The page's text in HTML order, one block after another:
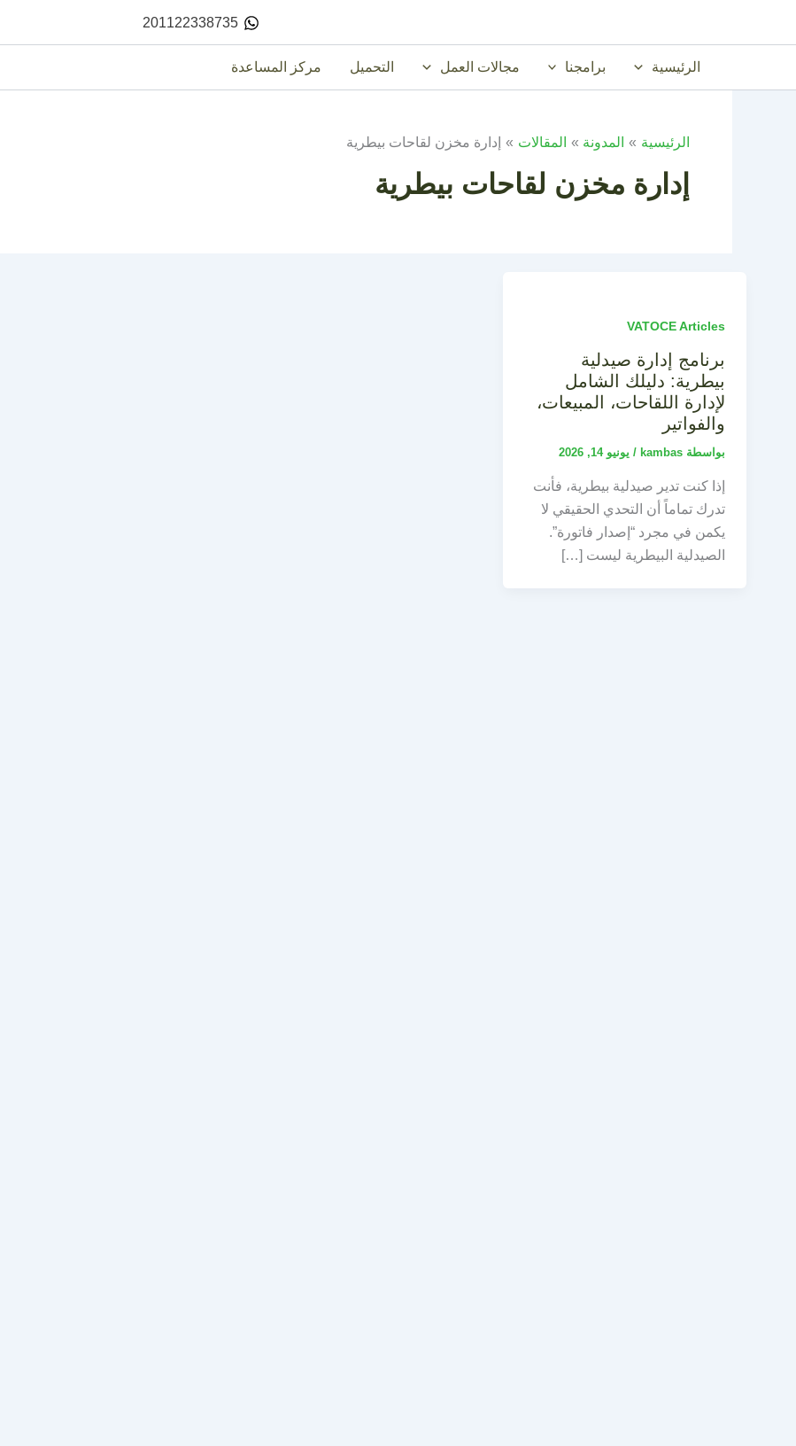
201122338735
الرئيسية برامجنا مجالات العمل التحميل مركز المساعدة
الرئيسية المدونة المقالات إدارة مخزن لقاحات بيطرية
إدارة مخزن لقاحات بيطرية
VATOCE Articles
برنامج إدارة صيدلية
بيطرية: دليلك الشامل
لإدارة اللقاحات، المبيعات،
والفواتير
بواسطة kambas
/ يونيو 14, 2026
إذا كنت تدير صيدلية بيطرية، فأنت
تدرك تماماً أن التحدي الحقيقي لا
يكمن في مجرد “إصدار فاتورة”.
الصيدلية البيطرية ليست […]